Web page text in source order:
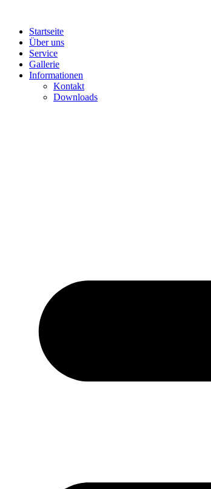
contentStartseite
Über uns
Service
Gallerie
Informationen
Kontakt
Downloads